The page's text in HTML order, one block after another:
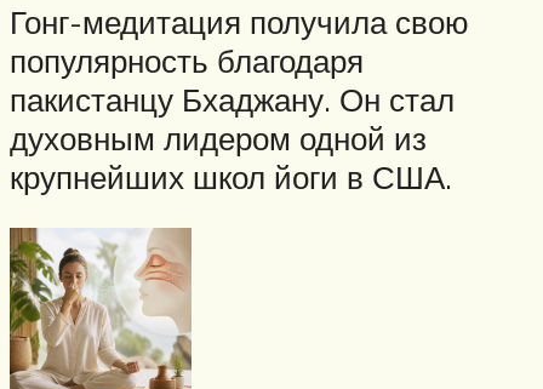
Гонг-медитация получила свою
популярность благодаря
пакистанцу Бхаджану. Он стал
духовным лидером одной из
крупнейших школ йоги в США.